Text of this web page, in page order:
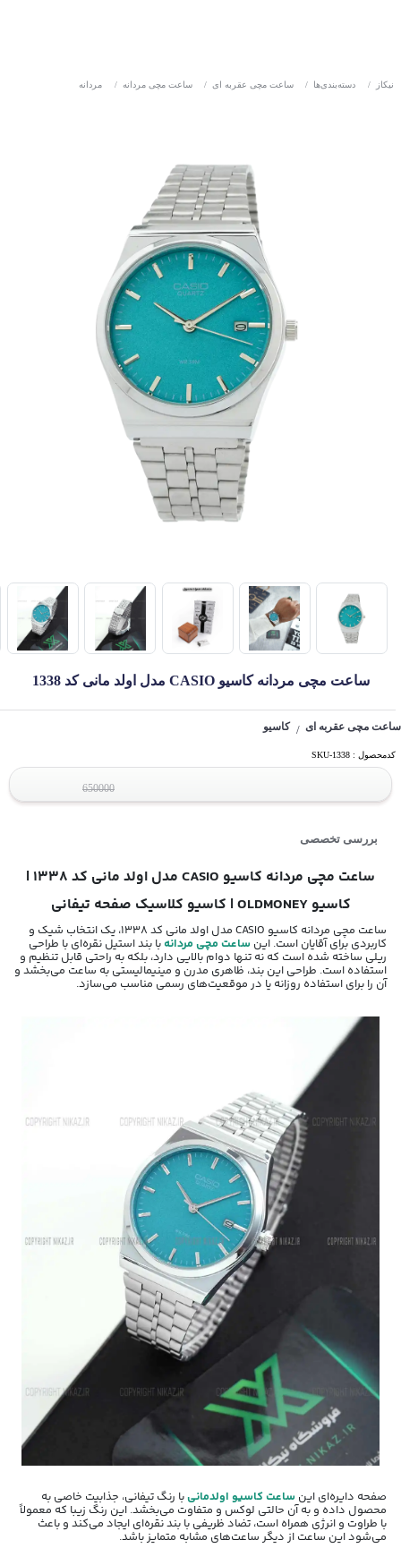
نیکاز / دسته‌بندی‌ها / ساعت مچی عقربه ای / ساعت مچی مردانه / مردانه
ساعت مچی مردانه کاسیو CASIO مدل اولد مانی کد 1338
ساعت مچی عقربه ای / کاسیو
کدمحصول : SKU-1338
650000
بررسی تخصصی
ساعت مچی مردانه کاسیو CASIO مدل اولد مانی کد 1338 |
کاسیو OLDMONEY | کاسیو کلاسیک صفحه تیفانی
ساعت مچی مردانه کاسیو CASIO مدل اولد مانی کد 1338، یک انتخاب شیک و
کاربردی برای آقایان است. این ساعت مچی مردانه با بند استیل نقره‌ای با طراحی
ریلی ساخته شده است که نه تنها دوام بالایی دارد، بلکه به راحتی قابل تنظیم و
استفاده است. طراحی این بند، ظاهری مدرن و مینیمالیستی به ساعت می‌بخشد و
آن را برای استفاده روزانه یا در موقعیت‌های رسمی مناسب می‌سازد.
صفحه دایره‌ای این ساعت کاسیو اولدمانیبا رنگ تیفانی، جذابیت خاصی به
محصول داده و به آن حالتی لوکس و متفاوت می‌بخشد. این رنگ زیبا که معمولاً
با طراوت و انرژی همراه است، تضاد ظریفی با بند نقره‌ای ایجاد می‌کند و باعث
می‌شود این ساعت از دیگر ساعت‌های مشابه متمایز باشد.